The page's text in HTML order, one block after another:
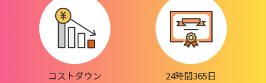
コストダウン
24時間365日